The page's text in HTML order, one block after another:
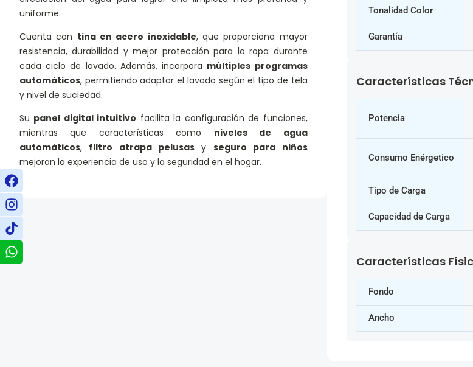
uniforme.
Cuenta con tina en acero inoxidable, que proporciona mayor
resistencia, durabilidad y mejor protección para la ropa durante
cada ciclo de lavado. Además, incorpora múltiples programas
automáticos, permitiendo adaptar el lavado según el tipo de tela
y nivel de suciedad.
Su panel digital intuitivo facilita la configuración de funciones,
mientras que características como niveles de agua
automáticos, filtro atrapa pelusas y seguro para niños
mejoran la experiencia de uso y la seguridad en el hogar.
Tonalidad Color
Garantía
Características
Potencia
Consumo Enérgetico
Tipo de Carga
Capacidad de Carga
Características
Fondo
Ancho